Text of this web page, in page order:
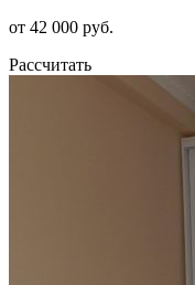
от 42 000 руб.
Рассчитать